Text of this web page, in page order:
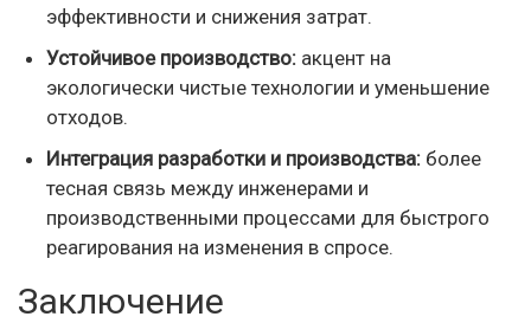
эффективности и снижения затрат.
Устойчивое производство: акцент на
экологически чистые технологии и уменьшение
отходов.
Интеграция разработки и производства: более
тесная связь между инженерами и
производственными процессами для быстрого
реагирования на изменения в спросе.
Заключение